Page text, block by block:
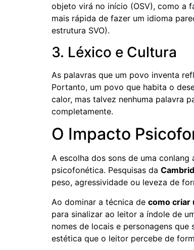
objeto virá no início (OSV), como a
mais rápida de fazer um idioma
estrutura SVO).
3. Léxico e Cultura
As palavras que um povo inventa
Portanto, um povo que habita o
calor, mas talvez nenhuma palavra
completamente.
O Impacto
A escolha dos sons de uma
psicofonética. Pesquisas da
peso, agressividade ou leveza de
Ao dominar a técnica de como criar
para sinalizar ao leitor a índole de
nomes de locais e personagens
estética que o leitor percebe de